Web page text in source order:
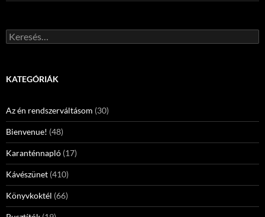
Keresés:
KATEGÓRIÁK
Az én rendszerváltásom (30)
Bienvenue! (48)
Karanténnapló (17)
Kávészünet (410)
Könyvkoktél (66)